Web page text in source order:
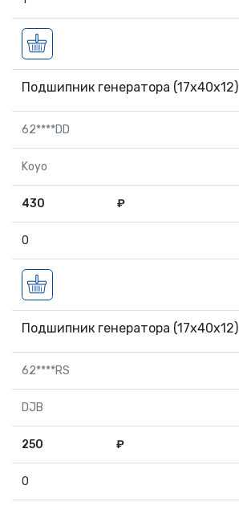
Подшипник генератора (17х40х12)
62****DD
Koyo
430 ₽
0
Подшипник генератора (17х40х12)
62****RS
DJB
250 ₽
0